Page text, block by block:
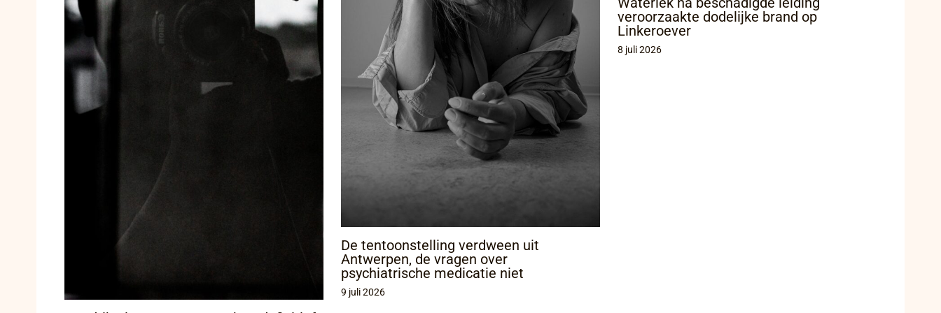
De tentoonstelling verdween uit
Antwerpen, de vragen over
psychiatrische medicatie niet
9 juli 2026
veroorzaakte dodelijke brand op
Linkeroever
8 juli 2026